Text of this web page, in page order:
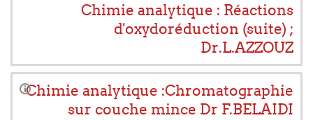
Chimie analytique : Réactions
d'oxydoréduction (suite) ;
Dr.L.AZZOUZ
Chimie analytique :Chromatographie
sur couche mince Dr F.BELAIDI